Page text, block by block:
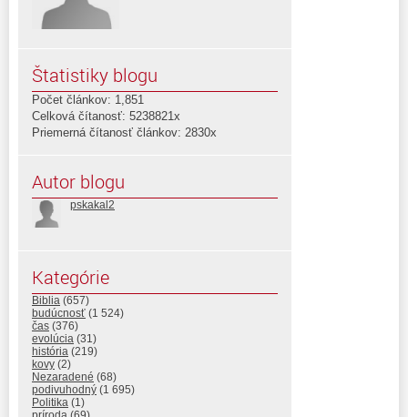
Štatistiky blogu
Počet článkov: 1,851
Celková čítanosť: 5238821x
Priemerná čítanosť článkov: 2830x
Autor blogu
pskakal2
Kategórie
Biblia (657)
budúcnosť (1 524)
čas (376)
evolúcia (31)
história (219)
kovy (2)
Nezaradené (68)
podivuhodný (1 695)
Politika (1)